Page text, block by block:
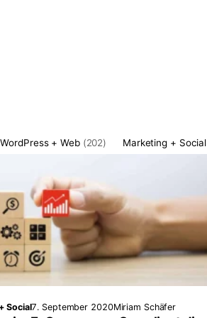
WordPress + Web (202) Marketing + Social
Social7. September 2020Miriam Schäfer